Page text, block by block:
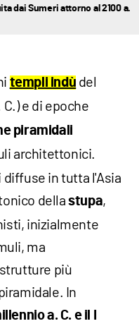
dai Sumeri attorno al 2100 a.
templi indù del
e di epoche
piramidali
architettonici.
diffuse in tutta l'Asia
dellastupa,
inizialmente
ma
più
In
a. C. e il I